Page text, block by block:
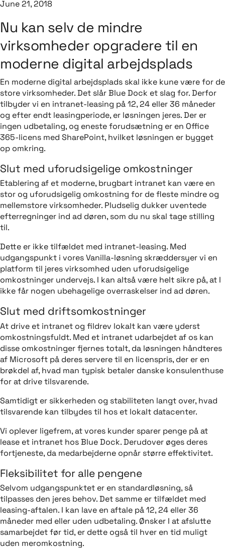
June 21, 2018
Nu kan selv de mindre
virksomheder opgradere til en
moderne digital arbejdsplads
En moderne digital arbejdsplads skal ikke kune være for de
store virksomheder. Det slår Blue Dock et slag for. Derfor
tilbyder vi en intranet-leasing på 12, 24 eller 36 måneder
og efter endt leasingperiode, er løsningen jeres. Der er
ingen udbetaling, og eneste forudsætning er en Office
365-licens med SharePoint, hvilket løsningen er bygget
op omkring.
Slut med uforudsigelige omkostninger
Etablering af et moderne, brugbart intranet kan være en
stor og uforudsigelig omkostning for de fleste mindre og
mellemstore virksomheder. Pludselig dukker uventede
efterregninger ind ad døren, som du nu skal tage stilling
til.
Dette er ikke tilfældet med intranet-leasing. Med
udgangspunkt i vores Vanilla-løsning skræddersyer vi en
platform til jeres virksomhed uden uforudsigelige
omkostninger undervejs. I kan altså være helt sikre på, at I
ikke får nogen ubehagelige overraskelser ind ad døren.
Slut med driftsomkostninger
At drive et intranet og fildrev lokalt kan være yderst
omkostningsfuldt. Med et intranet udarbejdet af os kan
disse omkostninger fjernes totalt, da løsningen håndteres
af Microsoft på deres servere til en licenspris, der er en
brøkdel af, hvad man typisk betaler danske konsulenthuse
for at drive tilsvarende.
Samtidigt er sikkerheden og stabiliteten langt over, hvad
tilsvarende kan tilbydes til hos et lokalt datacenter.
Vi oplever ligefrem, at vores kunder sparer penge på at
lease et intranet hos Blue Dock. Derudover øges deres
fortjeneste, da medarbejderne opnår større effektivitet.
Fleksibilitet for alle pengene
Selvom udgangspunktet er en standardløsning, så
tilpasses den jeres behov. Det samme er tilfældet med
leasing-aftalen. I kan lave en aftale på 12, 24 eller 36
måneder med eller uden udbetaling. Ønsker I at afslutte
samarbejdet før tid, er dette også til hver en tid muligt
uden meromkostning.